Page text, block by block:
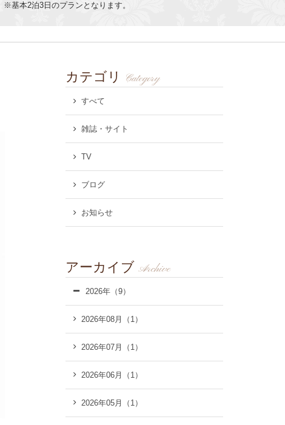
※基本2泊3日のプランとなります。
カテゴリ Category
すべて
雑誌・サイト
TV
ブログ
お知らせ
アーカイブ Archive
2026年（9）
2026年08月（1）
2026年07月（1）
2026年06月（1）
2026年05月（1）